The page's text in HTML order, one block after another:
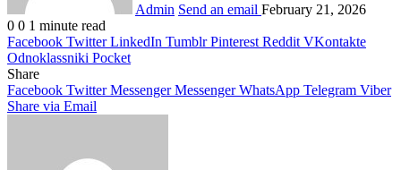
Admin Send an email February 21, 2026
0 0 1 minute read
Facebook Twitter LinkedIn Tumblr Pinterest Reddit VKontakte
Odnoklassniki Pocket
Share
Facebook Twitter Messenger Messenger WhatsApp Telegram Viber
Share via Email